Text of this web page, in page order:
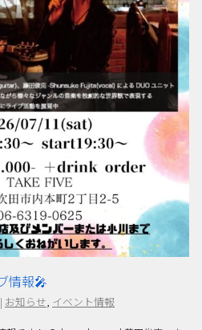
情報🎤
| お知らせ, イベント情報